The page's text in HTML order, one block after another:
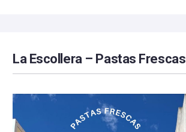
La Escollera – Pastas Frescas